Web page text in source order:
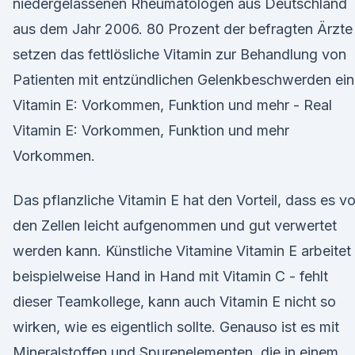
niedergelassenen Rheumatologen aus Deutschland
aus dem Jahr 2006. 80 Prozent der befragten Ärzte
setzen das fettlösliche Vitamin zur Behandlung von
Patienten mit entzündlichen Gelenkbeschwerden ein
Vitamin E: Vorkommen, Funktion und mehr - Real
Vitamin E: Vorkommen, Funktion und mehr
Vorkommen.
Das pflanzliche Vitamin E hat den Vorteil, dass es
den Zellen leicht aufgenommen und gut verwertet
werden kann. Künstliche Vitamine Vitamin E arbeitet
beispielweise Hand in Hand mit Vitamin C - fehlt
dieser Teamkollege, kann auch Vitamin E nicht so
wirken, wie es eigentlich sollte. Genauso ist es mit